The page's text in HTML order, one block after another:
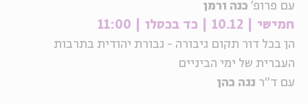
עם פרופ' כנה ורמן
חמישי | 10.12 | כד בכסלו | 11:00
הן בכל דור תקום גיבורה - גבורת יהודית בתרבות
העברית של ימי הביניים
עם ד"ר נגה כהן